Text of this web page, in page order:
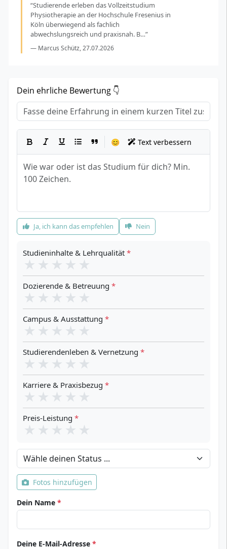
“Studierende erleben das Vollzeitstudium
Physiotherapie an der Hochschule Fresenius in
Köln überwiegend als fachlich
abwechslungsreich und praxisnah. B…”
— Marcus Schütz, 27.07.2026
Dein ehrliche Bewertung 👇
Titel
Dein Erfahrungsbericht*
😊
Text verbessern
Empfehlung*
Ja, ich kann das empfehlen Nein
Studieninhalte & Lehrqualität *
★ ★ ★ ★ ★
Dozierende & Betreuung *
★ ★ ★ ★ ★
Campus & Ausstattung *
★ ★ ★ ★ ★
Studierendenleben & Vernetzung *
★ ★ ★ ★ ★
Karriere & Praxisbezug *
★ ★ ★ ★ ★
Preis-Leistung *
★ ★ ★ ★ ★
Dein Status
Fotos hinzufügen
Dein Name *
Deine E-Mail-Adresse *